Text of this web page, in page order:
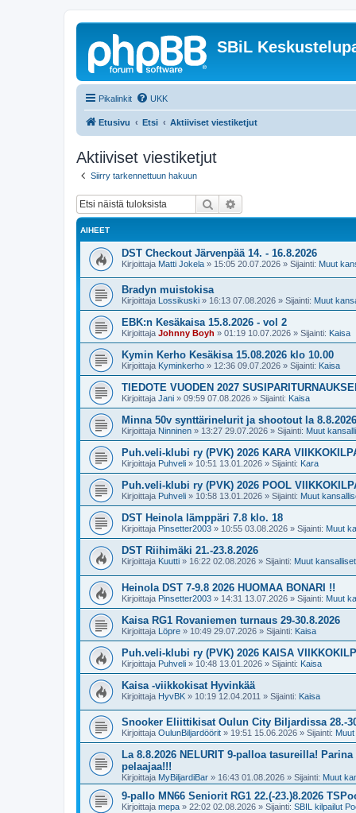
SBiL
Pikalinkit UKK
Etusivu Etsi Aktiiviset viestiketjut
Aktiiviset viestiketjut
Siirry tarkennettuun hakuun
Etsi
AIHEET
DST Checkout Järvenpää 14. - 16.8.2026
Kirjoittaja Matti Jokela » 15:05 20.07.2026 » Sijainti: Muut
Bradyn muistokisa
Kirjoittaja Lossikuski » 16:13 07.08.2026 » Sijainti: Muut
EBK:n Kesäkaisa 15.8.2026 - vol 2
Kirjoittaja Johnny Boyh » 01:19 10.07.2026 » Sijainti: Kaisa
Kymin Kerho Kesäkisa 15.08.2026 klo 10.00
Kirjoittaja Kyminkerho » 12:36 09.07.2026 » Sijainti: Kaisa
TIEDOTE VUODEN 2027
Kirjoittaja Jani » 09:59 07.08.2026 » Sijainti: Kaisa
Minna 50v synttärinelurit ja shootout la
Kirjoittaja Ninninen » 13:27 29.07.2026 » Sijainti: Muut
Puh.veli-klubi ry (PVK) 2026 KARA
Kirjoittaja Puhveli » 10:51 13.01.2026 » Sijainti: Kara
Puh.veli-klubi ry (PVK) 2026 POOL
Kirjoittaja Puhveli » 10:58 13.01.2026 » Sijainti: Muut
DST Heinola lämppäri 7.8 klo. 18
Kirjoittaja Pinsetter2003 » 10:55 03.08.2026 » Sijainti: Muut
DST Riihimäki 21.-23.8.2026
Kirjoittaja Kuutti » 16:22 02.08.2026 » Sijainti: Muut
Heinola DST 7-9.8 2026 HUOMAA BONARI !!
Kirjoittaja Pinsetter2003 » 14:31 13.07.2026 » Sijainti: Muut
Kaisa RG1 Rovaniemen turnaus 29-30.8.2026
Kirjoittaja Löpre » 10:49 29.07.2026 » Sijainti: Kaisa
Puh.veli-klubi ry (PVK) 2026 KAISA
Kirjoittaja Puhveli » 10:48 13.01.2026 » Sijainti: Kaisa
Kaisa -viikkokisat Hyvinkää
Kirjoittaja HyvBK » 10:19 12.04.2011 » Sijainti: Kaisa
Snooker Eliittikisat Oulun City Biljardissa 28.-
Kirjoittaja OulunBiljardöörit » 19:51 15.06.2026 » Sijainti:
La 8.8.2026 NELURIT 9-palloa tasureilla!
pelaajaa!!!
Kirjoittaja MyBiljardiBar » 16:43 01.08.2026 » Sijainti: Muut
9-pallo MN66 Seniorit RG1 22.(-23.)8.2026
Kirjoittaja mepa » 22:02 02.08.2026 » Sijainti: SBIL kilpailut